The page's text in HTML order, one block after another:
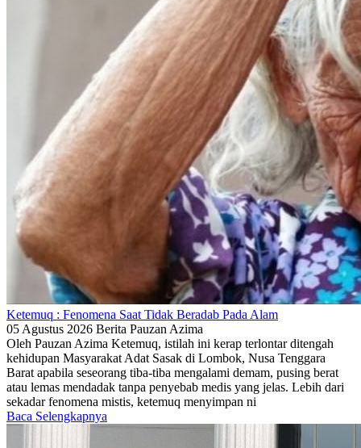
Ketemuq : Fenomena Saat Tidak Beradab Pada Alam
05 Agustus 2026 Berita Pauzan Azima
Oleh Pauzan Azima Ketemuq, istilah ini kerap terlontar ditengah
kehidupan Masyarakat Adat Sasak di Lombok, Nusa Tenggara
Barat apabila seseorang tiba-tiba mengalami demam, pusing berat
atau lemas mendadak tanpa penyebab medis yang jelas. Lebih dari
sekadar fenomena mistis, ketemuq menyimpan ni
Baca Selengkapnya